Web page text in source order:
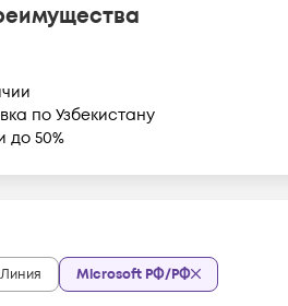
по Узбекистану
до 50%
Линия Microsoft РФ/РФ